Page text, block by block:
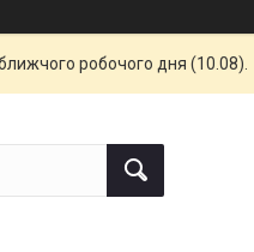
робочого дня (10.08).